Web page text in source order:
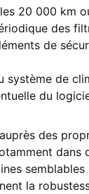
Diesel,
20 000 km
des
de
système de
du
des
dans
semblables
la